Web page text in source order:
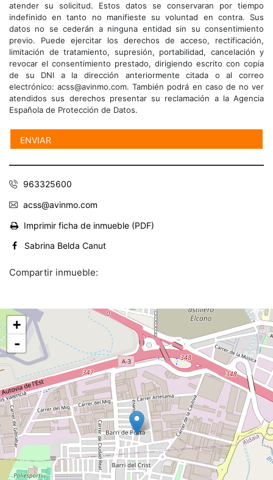
atender su solicitud. Estos datos se conservaran por tiempo
indefinido en tanto no manifieste su voluntad en contra. Sus
datos no se cederán a ninguna entidad sin su consentimiento
previo. Puede ejercitar los derechos de acceso, rectificación,
limitación de tratamiento, supresión, portabilidad, cancelación y
revocar el consentimiento prestado, dirigiendo escrito con copia
de su DNI a la dirección anteriormente citada o al correo
electrónico: acss@avinmo.com. También podrá en caso de no ver
atendidos sus derechos presentar su reclamación a la Agencia
Española de Protección de Datos.
963325600
acss@avinmo.com
Imprimir ficha de inmueble (PDF)
Sabrina Belda Canut
Compartir inmueble:
+
-